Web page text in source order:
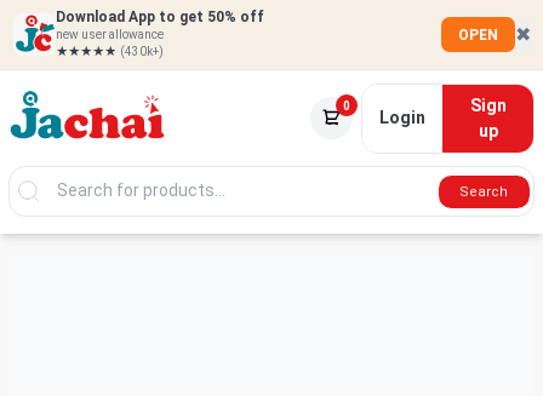
Download App to get 50% off
new user allowance
★★★★★ (430k+)
OPEN ✖
0
Login
Sign
up
Search